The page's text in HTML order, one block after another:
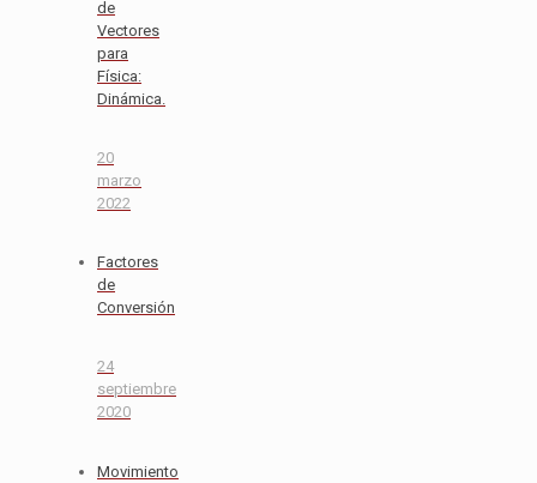
de
Vectores
para
Física:
Dinámica.
20
marzo
2022
Factores
de
Conversión
24
septiembre
2020
Movimiento